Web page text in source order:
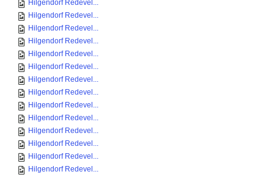
Hilgendorf Redevel...
Hilgendorf Redevel...
Hilgendorf Redevel...
Hilgendorf Redevel...
Hilgendorf Redevel...
Hilgendorf Redevel...
Hilgendorf Redevel...
Hilgendorf Redevel...
Hilgendorf Redevel...
Hilgendorf Redevel...
Hilgendorf Redevel...
Hilgendorf Redevel...
Hilgendorf Redevel...
Hilgendorf Redevel...